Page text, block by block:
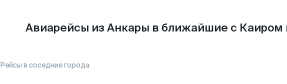
Авиарейсы из Анкары в ближайшие с Каиром
Рейсы в соседние города